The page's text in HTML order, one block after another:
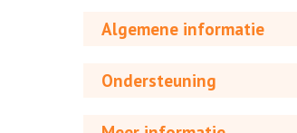
Algemene informatie
Ondersteuning